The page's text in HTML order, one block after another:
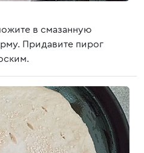
в смазанную
Придавите пирог